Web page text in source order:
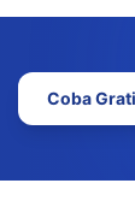
Coba